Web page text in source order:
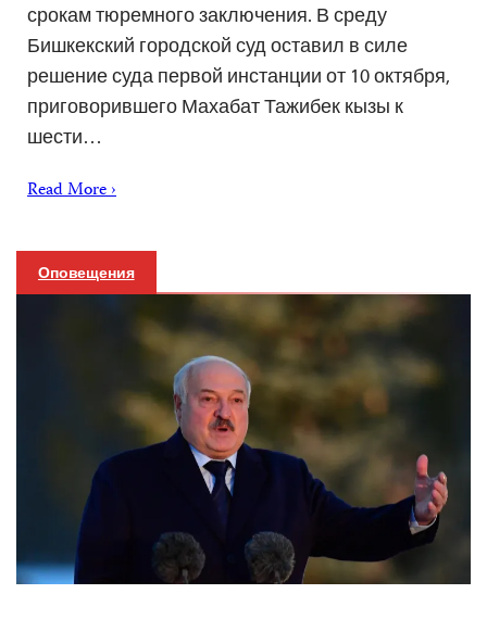
срокам тюремного заключения. В среду
Бишкекский городской суд оставил в силе
решение суда первой инстанции от 10 октября,
приговорившего Махабат Тажибек кызы к
шести…
Read More ›
Оповещения